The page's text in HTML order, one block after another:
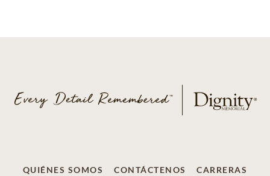
QUIÉNES SOMOS CONTÁCTENOS CARRERAS